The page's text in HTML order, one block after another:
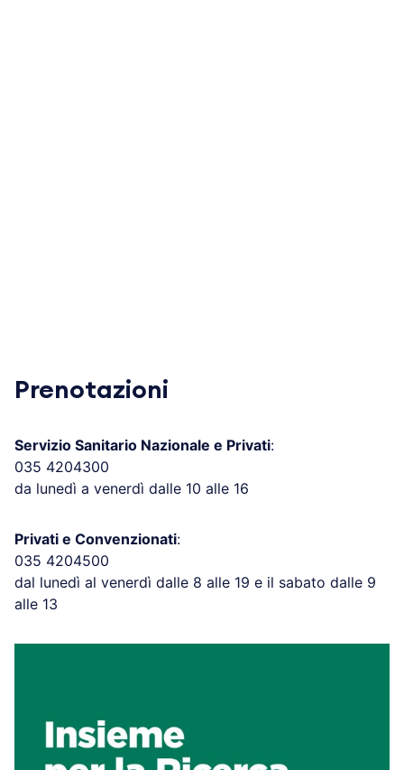
Prenotazioni
Servizio Sanitario Nazionale e Privati:
035 4204300
da lunedì a venerdì dalle 10 alle 16
Privati e Convenzionati:
035 4204500
dal lunedì al venerdì dalle 8 alle 19 e il sabato dalle 9
alle 13